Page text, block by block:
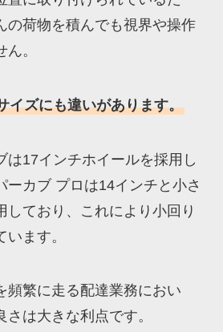
の荷物を積んでも視界や操作
。
イズにも違いがあります。
は17インチホイールを採用し
ーカブ プロは14インチと小さ
しており、これにより小回り
ます。
頻繁に走る配達業務におい
は大きな利点です。